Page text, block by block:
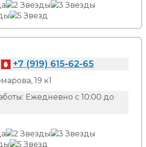
+7 (919) 615-62-65
19 к1
Ежедневно с 10:00 до